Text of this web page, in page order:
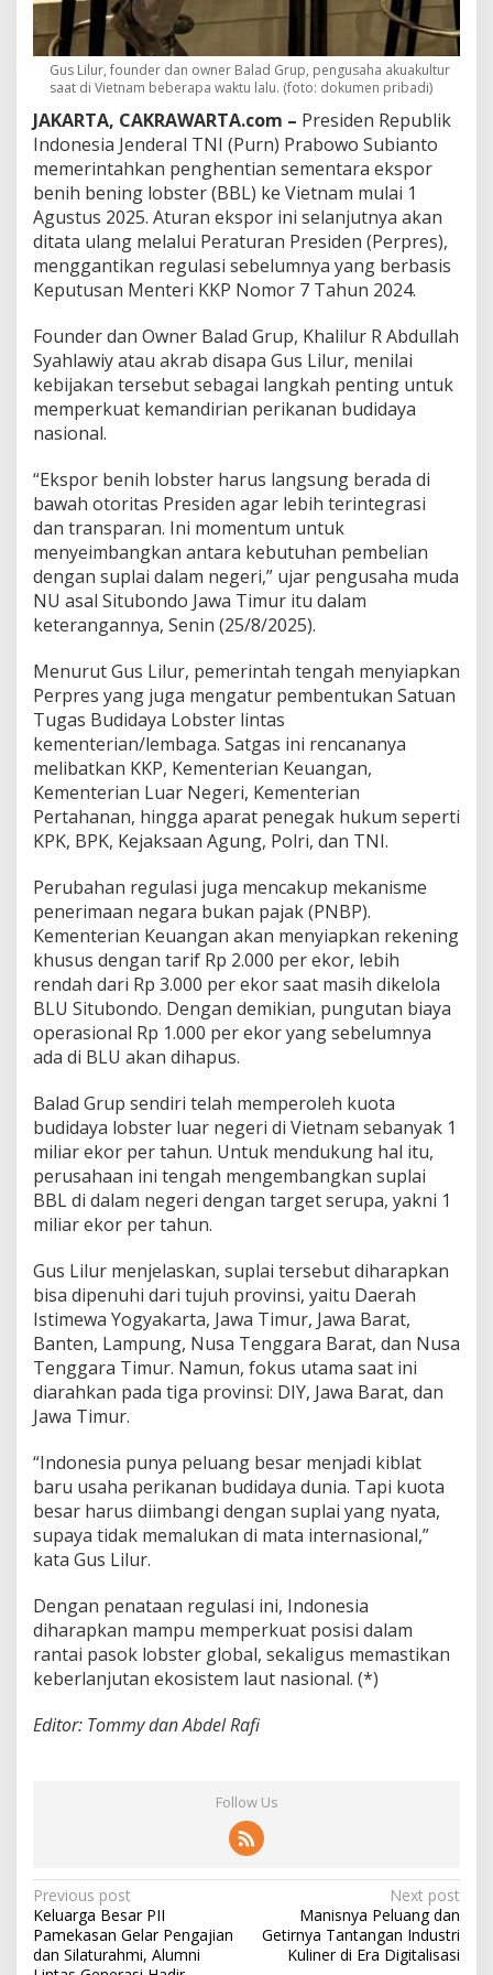
h
o
b
t
e
r
,
G
u
s
L
i
l
r
:
S
a
a
y
a
a
t
a
U
l
a
g
B
u
d
i
d
a
y
a
s
o
n
a
l
Gus Lilur, founder dan owner Balad Grup, pengusaha akuakultur
saat di Vietnam beberapa waktu lalu. (foto: dokumen pribadi)
JAKARTA, CAKRAWARTA.com – Presiden Republik
Indonesia Jenderal TNI (Purn) Prabowo Subianto
memerintahkan penghentian sementara ekspor
benih bening lobster (BBL) ke Vietnam mulai 1
Agustus 2025. Aturan ekspor ini selanjutnya akan
ditata ulang melalui Peraturan Presiden (Perpres),
menggantikan regulasi sebelumnya yang berbasis
Keputusan Menteri KKP Nomor 7 Tahun 2024.
Founder dan Owner Balad Grup, Khalilur R Abdullah
Syahlawiy atau akrab disapa Gus Lilur, menilai
kebijakan tersebut sebagai langkah penting untuk
memperkuat kemandirian perikanan budidaya
nasional.
“Ekspor benih lobster harus langsung berada di
bawah otoritas Presiden agar lebih terintegrasi
dan transparan. Ini momentum untuk
menyeimbangkan antara kebutuhan pembelian
dengan suplai dalam negeri,” ujar pengusaha muda
NU asal Situbondo Jawa Timur itu dalam
keterangannya, Senin (25/8/2025).
Menurut Gus Lilur, pemerintah tengah menyiapkan
Perpres yang juga mengatur pembentukan Satuan
Tugas Budidaya Lobster lintas
kementerian/lembaga. Satgas ini rencananya
melibatkan KKP, Kementerian Keuangan,
Kementerian Luar Negeri, Kementerian
Pertahanan, hingga aparat penegak hukum seperti
KPK, BPK, Kejaksaan Agung, Polri, dan TNI.
Perubahan regulasi juga mencakup mekanisme
penerimaan negara bukan pajak (PNBP).
Kementerian Keuangan akan menyiapkan rekening
khusus dengan tarif Rp 2.000 per ekor, lebih
rendah dari Rp 3.000 per ekor saat masih dikelola
BLU Situbondo. Dengan demikian, pungutan biaya
operasional Rp 1.000 per ekor yang sebelumnya
ada di BLU akan dihapus.
Balad Grup sendiri telah memperoleh kuota
budidaya lobster luar negeri di Vietnam sebanyak 1
miliar ekor per tahun. Untuk mendukung hal itu,
perusahaan ini tengah mengembangkan suplai
BBL di dalam negeri dengan target serupa, yakni 1
miliar ekor per tahun.
Gus Lilur menjelaskan, suplai tersebut diharapkan
bisa dipenuhi dari tujuh provinsi, yaitu Daerah
Istimewa Yogyakarta, Jawa Timur, Jawa Barat,
Banten, Lampung, Nusa Tenggara Barat, dan Nusa
Tenggara Timur. Namun, fokus utama saat ini
diarahkan pada tiga provinsi: DIY, Jawa Barat, dan
Jawa Timur.
“Indonesia punya peluang besar menjadi kiblat
baru usaha perikanan budidaya dunia. Tapi kuota
besar harus diimbangi dengan suplai yang nyata,
supaya tidak memalukan di mata internasional,”
kata Gus Lilur.
Dengan penataan regulasi ini, Indonesia
diharapkan mampu memperkuat posisi dalam
rantai pasok lobster global, sekaligus memastikan
keberlanjutan ekosistem laut nasional. (*)
Editor: Tommy dan Abdel Rafi
Follow Us
P
o
s
Previous post
Keluarga Besar PII
Pamekasan Gelar Pengajian
dan Silaturahmi, Alumni
Next post
Manisnya Peluang dan
Getirnya Tantangan Industri
Kuliner di Era Digitalisasi